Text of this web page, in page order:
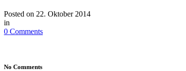
Posted on 22. Oktober 2014
in
0 Comments
No Comments